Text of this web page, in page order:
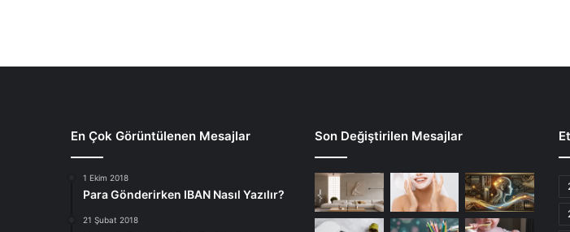
En Çok Görüntülenen Mesajlar
1 Ekim 2018
Para Gönderirken IBAN Nasıl Yazılır?
21 Şubat 2018
Son Değiştirilen Mesajlar